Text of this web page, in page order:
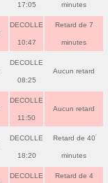
17:05 minutes
DECOLLE
10:47
Retard de 7
minutes
DECOLLE
08:25
Aucun retard
DECOLLE
11:50
Aucun retard
DECOLLE
18:20
Retard de 40
minutes
DECOLLE Retard de 4